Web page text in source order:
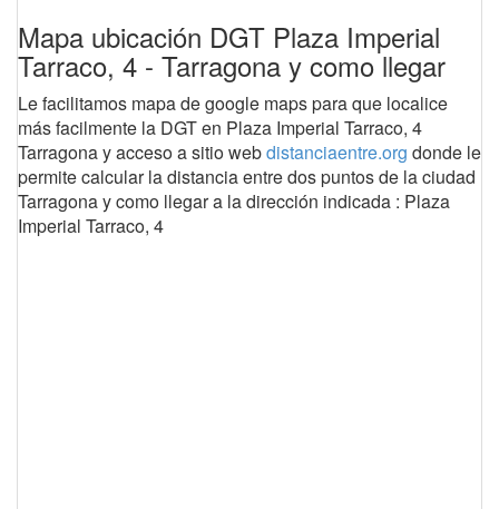
Mapa ubicación DGT Plaza Imperial
Tarraco, 4 - Tarragona y como llegar
Le facilitamos mapa de google maps para que localice
más facilmente la DGT en Plaza Imperial Tarraco, 4
Tarragona y acceso a sitio webdistanciaentre.org donde le
permite calcular la distancia entre dos puntos de la ciudad
Tarragona y como llegar a la dirección indicada : Plaza
Imperial Tarraco, 4